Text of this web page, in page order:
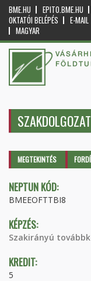
BME.HU EPITO.BME.HU
OKTATÓI BELÉPÉS
E-MAIL
MAGYAR
SZAKDOLGOZAT
Elsődleges
MEGTEKINTÉS (AKTÍV
NEPTUN KÓD:
BMEEOFTTBI8
KÉPZÉS:
Szakirányú
KREDIT:
5